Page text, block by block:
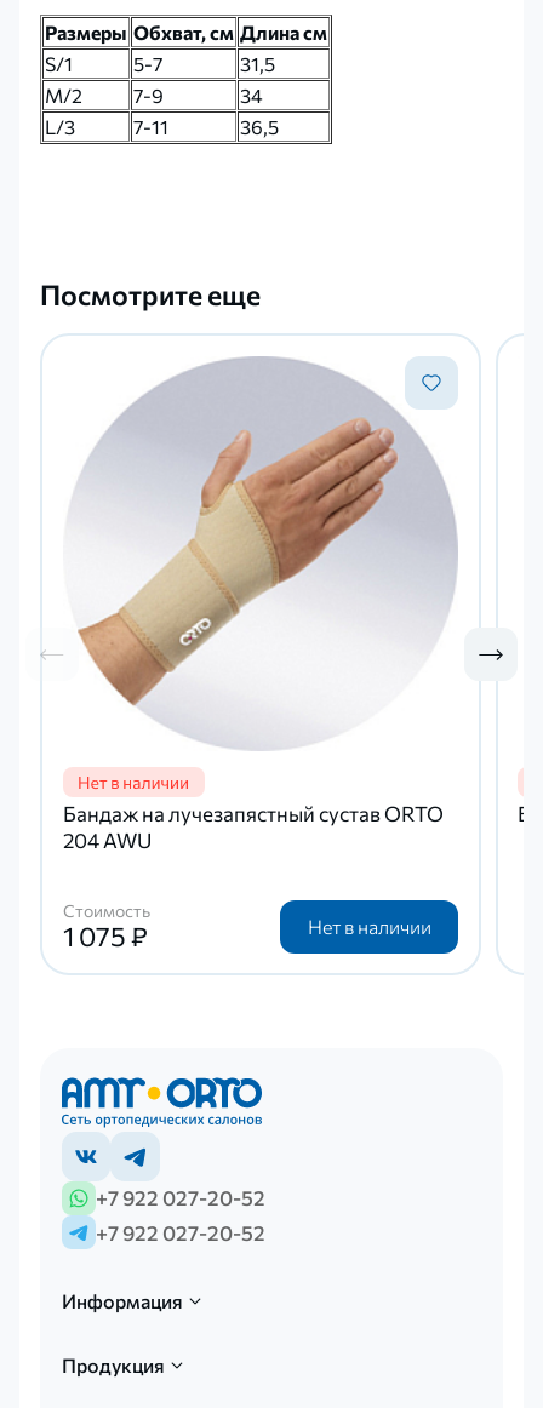
Размеры Обхват, см Длина см
S/1
5-7
31,5
M/2
7-9
34
L/3
7-11 36,5
Посмотрите еще
Бандаж на лучезапястный сустав ORTO
204 AWU
Стоимость
1 075 ₽ Нет в наличии
+7 922 027-20-52
+7 922 027-20-52
Информация
Продукция